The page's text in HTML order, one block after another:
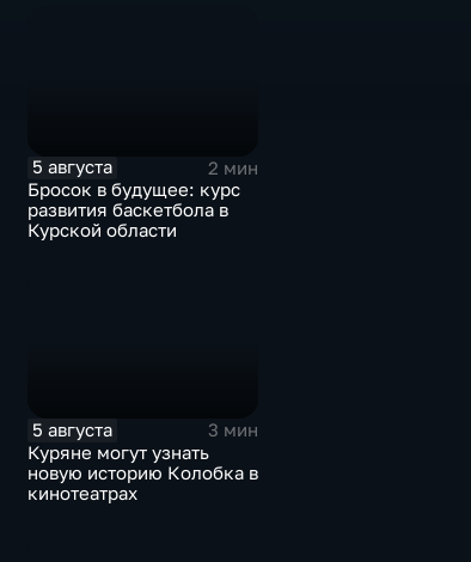
5 августа
2 мин
Бросок в будущее: курс
развития баскетбола в
Курской области
5 августа
3 мин
Куряне могут узнать
новую историю Колобка в
кинотеатрах